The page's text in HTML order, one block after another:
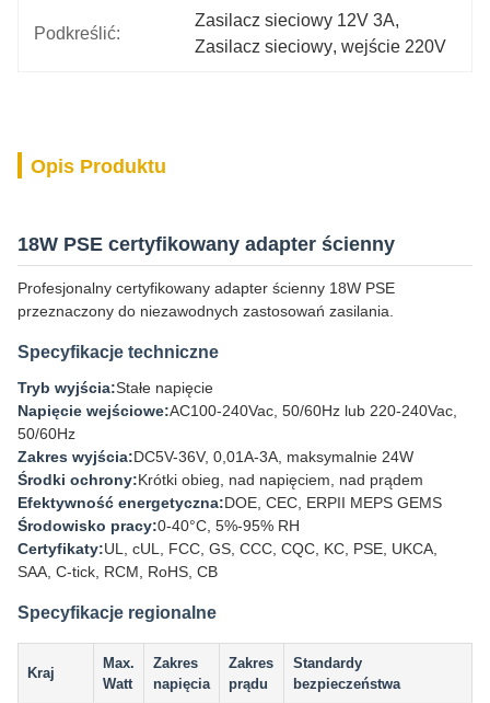
Podkreślić:
Zasilacz sieciowy 12V 3A,
Zasilacz sieciowy, wejście 220V
Opis Produktu
18W PSE certyfikowany adapter ścienny
Profesjonalny certyfikowany adapter ścienny 18W PSE
przeznaczony do niezawodnych zastosowań zasilania.
Specyfikacje techniczne
Tryb wyjścia:Stałe napięcie
Napięcie wejściowe:AC100-240Vac, 50/60Hz lub 220-240Vac,
50/60Hz
Zakres wyjścia:DC5V-36V, 0,01A-3A, maksymalnie 24W
Środki ochrony:Krótki obieg, nad napięciem, nad prądem
Efektywność energetyczna:DOE, CEC, ERPII MEPS GEMS
Środowisko pracy:0-40°C, 5%-95% RH
Certyfikaty:UL, cUL, FCC, GS, CCC, CQC, KC, PSE, UKCA,
SAA, C-tick, RCM, RoHS, CB
Specyfikacje regionalne
Kraj
Max.
Watt
Zakres
napięcia
Zakres
prądu
Standardy
bezpieczeństwa